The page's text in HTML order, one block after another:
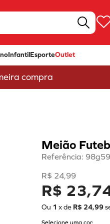
InfantilEsporteOutlet
compra
Meião
Referência:
R$ 24,99
R$
Ou 1 x de R$ 24,99
Selecione uma cor: